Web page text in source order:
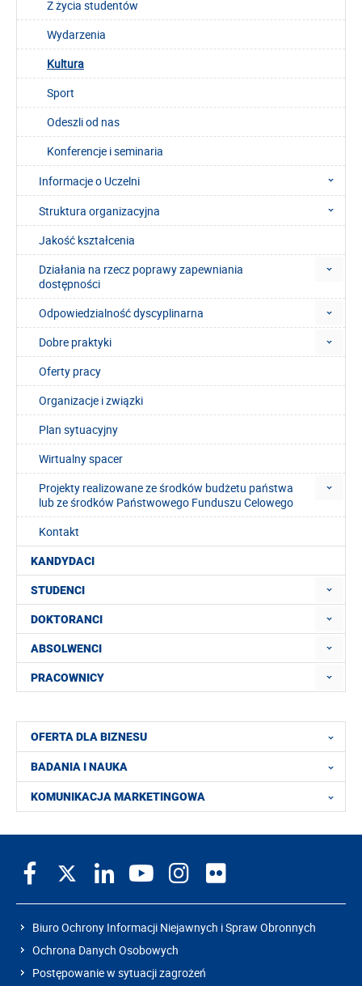
Z życia studentów
Wydarzenia
Kultura
Sport
Odeszli od nas
Konferencje i seminaria
Informacje o Uczelni
Struktura organizacyjna
Jakość kształcenia
Działania na rzecz poprawy zapewniania
dostępności
Odpowiedzialność dyscyplinarna
Dobre praktyki
Oferty pracy
Organizacje i związki
Plan sytuacyjny
Wirtualny spacer
Projekty realizowane ze środków budżetu państwa
lub ze środków Państwowego Funduszu Celowego
Kontakt
KANDYDACI
STUDENCI
DOKTORANCI
ABSOLWENCI
PRACOWNICY
OFERTA DLA BIZNESU
BADANIA I NAUKA
KOMUNIKACJA MARKETINGOWA
Biuro Ochrony Informacji Niejawnych i Spraw Obronnych
Ochrona Danych Osobowych
Postępowanie w sytuacji zagrożeń